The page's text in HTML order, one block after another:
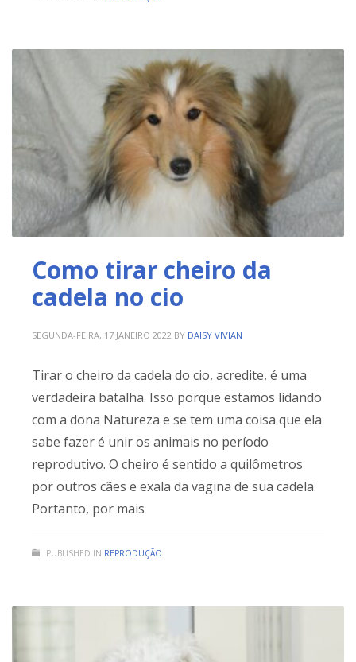
Como tirar cheiro da
cadela no cio
SEGUNDA-FEIRA, 17 JANEIRO 2022 BY DAISY VIVIAN
Tirar o cheiro da cadela do cio, acredite, é uma
verdadeira batalha. Isso porque estamos lidando
com a dona Natureza e se tem uma coisa que ela
sabe fazer é unir os animais no período
reprodutivo. O cheiro é sentido a quilômetros
por outros cães e exala da vagina de sua cadela.
Portanto, por mais
PUBLISHED IN REPRODUÇÃO